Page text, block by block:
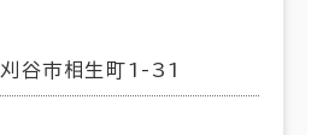
刈谷市相生町1-31